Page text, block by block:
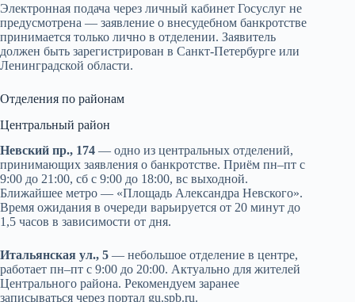
Электронная подача через личный кабинет Госуслуг не
предусмотрена — заявление о внесудебном банкротстве
принимается только лично в отделении. Заявитель
должен быть зарегистрирован в Санкт-Петербурге или
Ленинградской области.
Отделения по районам
Центральный район
Невский пр., 174 — одно из центральных отделений,
принимающих заявления о банкротстве. Приём пн–пт с
9:00 до 21:00, сб с 9:00 до 18:00, вс выходной.
Ближайшее метро — «Площадь Александра Невского».
Время ожидания в очереди варьируется от 20 минут до
1,5 часов в зависимости от дня.
Итальянская ул., 5 — небольшое отделение в центре,
работает пн–пт с 9:00 до 20:00. Актуально для жителей
Центрального района. Рекомендуем заранее
записываться через портал gu.spb.ru.